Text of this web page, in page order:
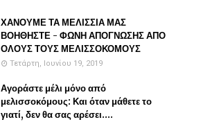
ΧΑΝΟΥΜΕ ΤΑ ΜΕΛΙΣΣΙΑ ΜΑΣ
ΒΟΗΘΗΣΤΕ - ΦΩΝΗ ΑΠΟΓΝΩΣΗΣ ΑΠΟ
ΟΛΟΥΣ ΤΟΥΣ ΜΕΛΙΣΣΟΚΟΜΟΥΣ
Τετάρτη, Ιουνίου 19, 2019
Αγοράστε μέλι μόνο από
μελισσοκόμους: Και όταν μάθετε το
γιατί, δεν θα σας αρέσει....